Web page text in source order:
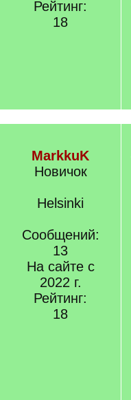
Рейтинг:
18
MarkkuK
Новичок
Helsinki
Сообщений:
13
На сайте с
2022 г.
Рейтинг:
18